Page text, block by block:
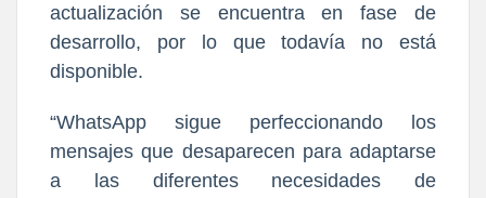
actualización se encuentra en fase de
desarrollo, por lo que todavía no está
disponible.
“WhatsApp sigue perfeccionando los
mensajes que desaparecen para adaptarse
a las diferentes necesidades de